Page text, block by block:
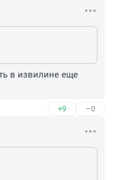
в извилине еще
+9 –0